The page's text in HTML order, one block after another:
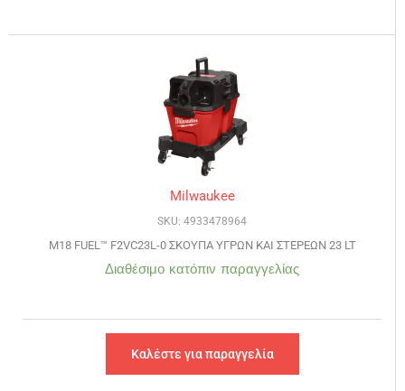
Milwaukee
SKU: 4933478964
M18 FUEL™ F2VC23L-0 ΣΚΟΥΠΑ ΥΓΡΩΝ ΚΑΙ ΣΤΕΡΕΩΝ 23 LT
Διαθέσιμο κατόπιν παραγγελίας
Καλέστε για παραγγελία